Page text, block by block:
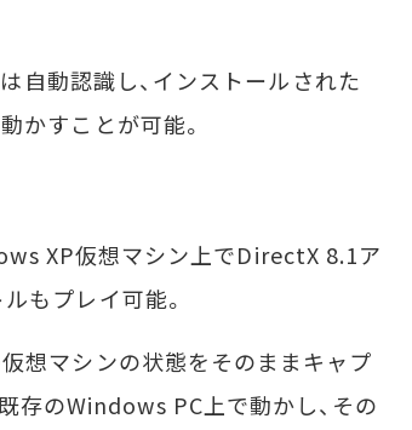
動認識し、インストールされた
かすことが可能。
XP仮想マシン上でDirectX 8.1ア
もプレイ可能。
想マシンの状態をそのままキャプ
存のWindows PC上で動かし、その